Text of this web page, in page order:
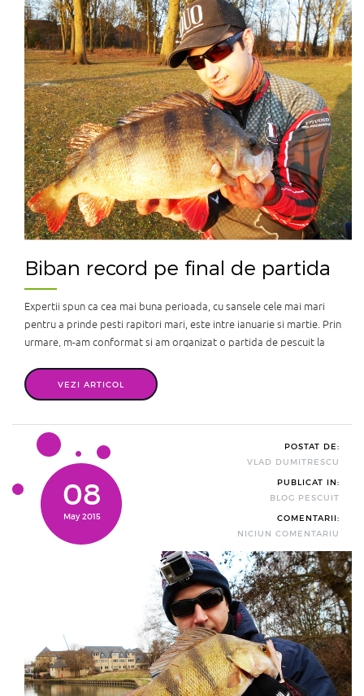
Biban record pe final de partida
Expertii spun ca cea mai buna perioada, cu sansele cele mai mari
pentru a prinde pesti rapitori mari, este intre ianuarie si martie. Prin
urmare, m-am conformat si am organizat o partida de pescuit la
prima parte a zilei, urmand ca apoi sa ne mutam pentru un pa ...
VEZI ARTICOL
08
May 2015
POSTAT DE:
VLAD DUMITRESCU
PUBLICAT IN:
BLOG PESCUIT
COMENTARII:
NICIUN COMENTARIU